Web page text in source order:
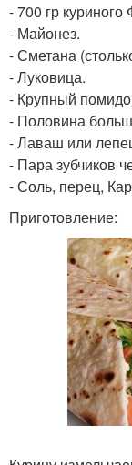
- 700 гр куриного
- Майонез.
- Сметана
- Луковица.
- Крупный
- Половина
- Лаваш или
- Пара зубчиков
- Соль, перец,
Приготовление: